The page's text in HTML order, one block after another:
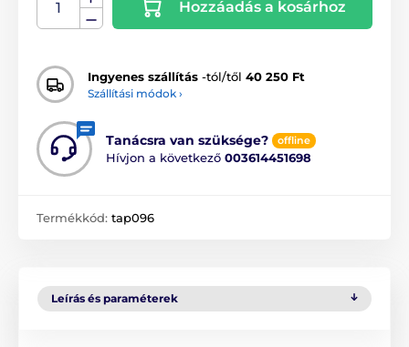
Hozzáadás a kosárhoz
Ingyenes szállítás -tól/től 40 250 Ft
Szállítási módok ›
Tanácsra van szüksége? offline
Hívjon a következő 003614451698
Termékkód: tap096
Leírás és paraméterek